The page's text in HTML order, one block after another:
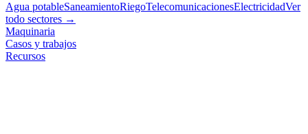
Agua potableSaneamientoRiegoTelecomunicacionesElectricidadVer
todo sectores →
Maquinaria
Casos y trabajos
Recursos